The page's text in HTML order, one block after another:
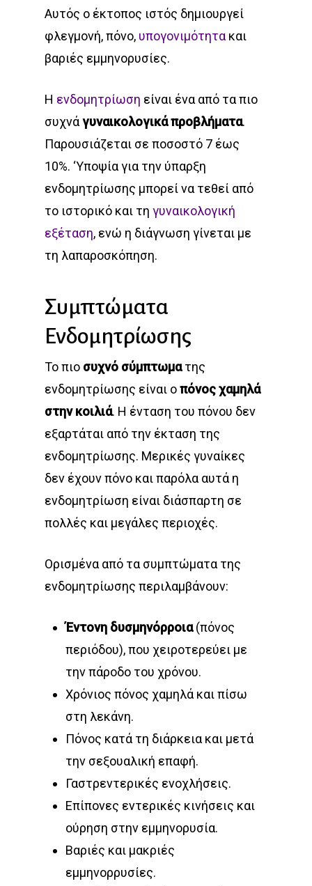
Αυτός ο έκτοπος ιστός δημιουργεί
φλεγμονή, πόνο, υπογονιμότητακαι
βαριές εμμηνορυσίες.
Η ενδομητρίωση είναι ένα από τα πιο
συχνάγυναικολογικά προβλήματα.
Παρουσιάζεται σε ποσοστό 7 έως
10%. ‘Υποψία για την ύπαρξη
ενδομητρίωσης μπορεί να τεθεί από
το ιστορικό και τη γυναικολογική
εξέταση, ενώ η διάγνωση γίνεται με
τη λαπαροσκόπηση.
Συμπτώματα
Ενδομητρίωσης
Το πιο συχνό σύμπτωματης
ενδομητρίωσης είναι οπόνος χαμηλά
στην κοιλιά. Η ένταση του πόνου δεν
εξαρτάται από την έκταση της
ενδομητρίωσης. Μερικές γυναίκες
δεν έχουν πόνο και παρόλα αυτά η
ενδομητρίωση είναι διάσπαρτη σε
πολλές και μεγάλες περιοχές.
Ορισμένα από τα συμπτώματα της
ενδομητρίωσης περιλαμβάνουν:
Έντονη δυσμηνόρροια(πόνος
περιόδου), που χειροτερεύει με
την πάροδο του χρόνου.
Χρόνιος πόνος χαμηλά και πίσω
στη λεκάνη.
Πόνος κατά τη διάρκεια και μετά
την σεξουαλική επαφή.
Γαστρεντερικές ενοχλήσεις.
Επίπονες εντερικές κινήσεις και
ούρηση στην εμμηνορυσία.
Βαριές και μακριές
εμμηνορρυσίες.